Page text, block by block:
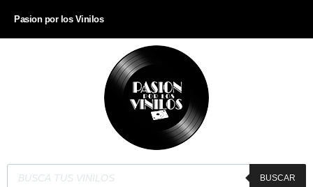
Pasion por los Vinilos
BUSCAR